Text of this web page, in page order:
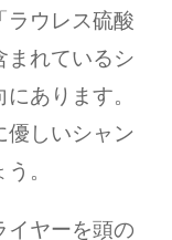
ラウレス硫酸
まれているシ
あります。
優しいシャン
。
イヤーを頭の